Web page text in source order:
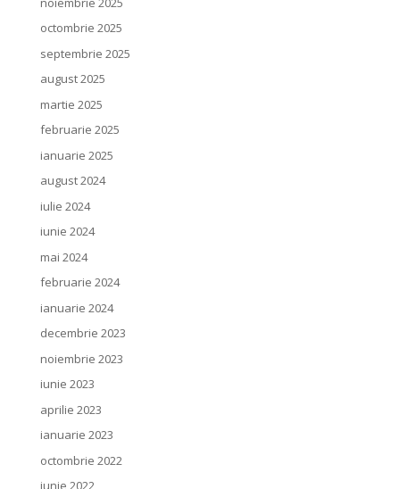
octombrie 2025
septembrie 2025
august 2025
martie 2025
februarie 2025
ianuarie 2025
august 2024
iulie 2024
iunie 2024
mai 2024
februarie 2024
ianuarie 2024
decembrie 2023
noiembrie 2023
iunie 2023
aprilie 2023
ianuarie 2023
octombrie 2022
iunie 2022